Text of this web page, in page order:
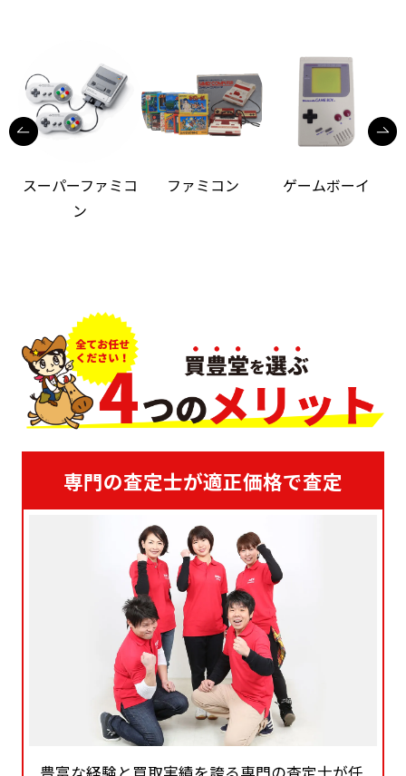
スーパーファミコ
ン
ファミコン ゲームボーイ
専門の査定士が適正価格で査定